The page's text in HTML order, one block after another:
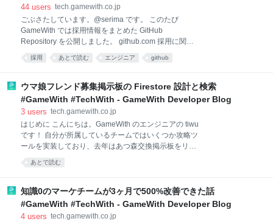
気になる料金面についてまとめていきます。
Connected Sheetとは Googleが米国時間2020年6月
30日「G Suite」ユーザーに向けて一般提供を開始し
た、Spreadsheet上でBigQueryデータを取り扱うこと
Enterpriseサービスプランでのみ活用が可能となりま
Developer Blog
44 users tech.gamewith.co.jp
ごぶさたしています。@serima です。 このたび
GameWith では採用情報をまとめた GitHub
Repository を公開しました。 github.com 採用に関す
る情報の分散化問題 GameWith ではエンジニアを積極
採用中ですが、いざ採用候補者の立場にたってみると
分に届いていないのではないかと感じていました。 た
とえば年単位で運用している技術ブログの記事のなか
で、どれが現在の会社の雰囲気や開発スタイルを適切
さらに昨今は、採用にまつわる情報があらゆる媒体に
分散して掲載される傾向があり、候補者視点では情報
の収集も一苦労です。 特に、なかの人のインタビュー
記事は自社運用の Wantedly や外部の求人媒体などそ
採用 あとで読む エンジニア github
ウマ娘フレンド募集掲示板の Firestore 設計と検索
#GameWith #TechWith - GameWith Developer Blog
3 users tech.gamewith.co.jp
はじめに こんにちは。GameWith のエンジニアの tiwu
です！ 自分が所属しているチームではいくつか攻略ツ
ールを実装しており、去年はあつ森交換掲示板をリリ
ースしたりしました！ その際のブログはこちらになり
ます！ tech.gamewith.co.jp 今回はウマ娘フレンド募集
いて書いていこうと思います！ ウマ娘フレンド募集掲
示板 ウマ娘フレンド募集掲示板は、自分のプロフィー
ルを投稿したり、いろいろな条件で他のプレイヤーを
あとで読む
知識0のマーケチームが3ヶ月で500%改善できた話
#GameWith #TechWith - GameWith Developer Blog
4 users tech.gamewith.co.jp